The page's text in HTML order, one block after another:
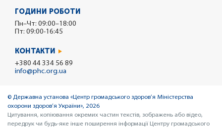
ГОДИНИ РОБОТИ
Пн–Чт: 09:00–18:00
Пт: 09:00-16:45
КОНТАКТИ
+380 44 334 56 89
info@phc.org.ua
© Державна установа «Центр громадського здоров’я Міністерства
охорони здоров’я України», 2026
Цитування, копіювання окремих частин текстів, зображень або відео,
передрук чи будь-яке інше поширення інформації Центру громадського